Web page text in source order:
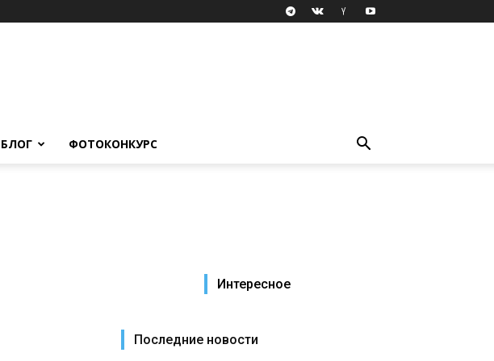
БЛОГ ФОТОКОНКУРС
Интересное
Последние новости